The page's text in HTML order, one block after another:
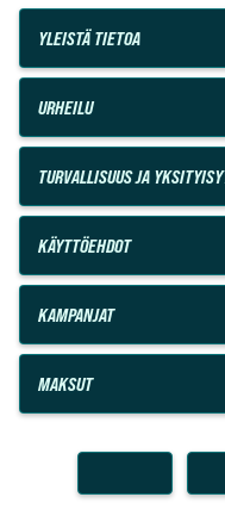
YLEISTÄ TIETOA
URHEILU
TURVALLISUUS JA
KÄYTTÖEHDOT
KAMPANJAT
MAKSUT